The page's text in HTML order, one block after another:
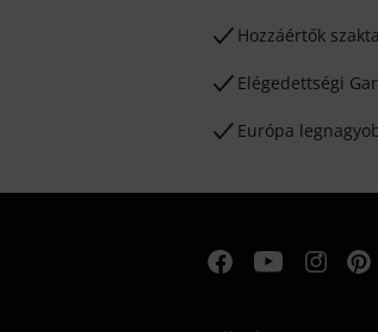
Hozzáértők
Elégedettségi
Európa